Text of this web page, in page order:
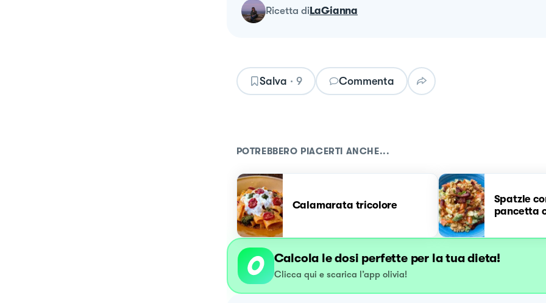
ricetta diLaGianna
Salva · 9 Commenta
POTREBBERO PIACERTI ANCHE...
Calamarata tricolore
Spatzle
pancetta
Calcola le dosi perfette per la tua dieta!
Clicca qui e scarica l’app olivia!